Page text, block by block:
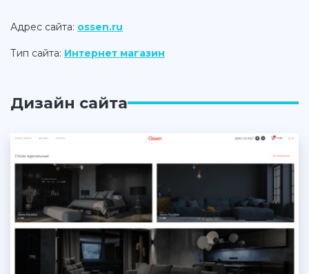
Адрес сайта: ossen.ru
Тип сайта: Интернет магазин
Дизайн сайта